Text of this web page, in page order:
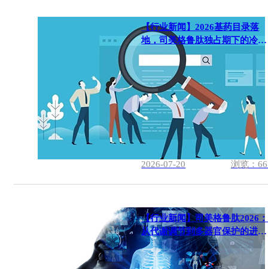
【行业新闻】2026基药目录落
地，司美格鲁肽独占期下的冷静
思考
2026-07-20 浏览：
【行业新闻】司美格鲁肽2026：
从代谢调节到多器官保护的进化
之路